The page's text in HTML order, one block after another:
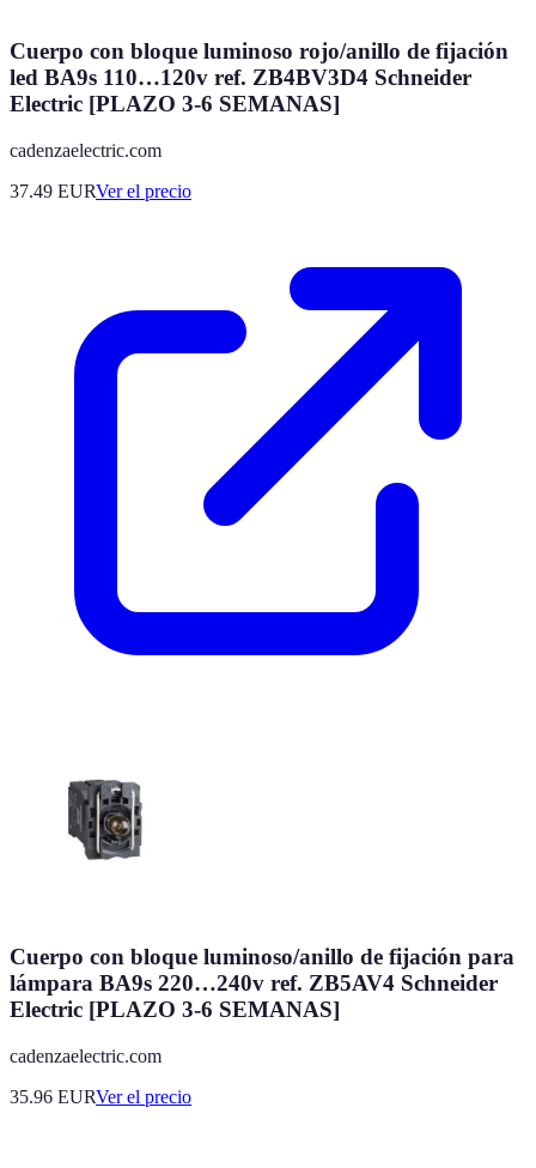
Cuerpo con bloque luminoso rojo/anillo de fijación
led BA9s 110…120v ref. ZB4BV3D4 Schneider
Electric [PLAZO 3-6 SEMANAS]
cadenzaelectric.com
37.49 EURVer el precio
Cuerpo con bloque luminoso/anillo de fijación para
lámpara BA9s 220…240v ref. ZB5AV4 Schneider
Electric [PLAZO 3-6 SEMANAS]
cadenzaelectric.com
35.96 EURVer el precio